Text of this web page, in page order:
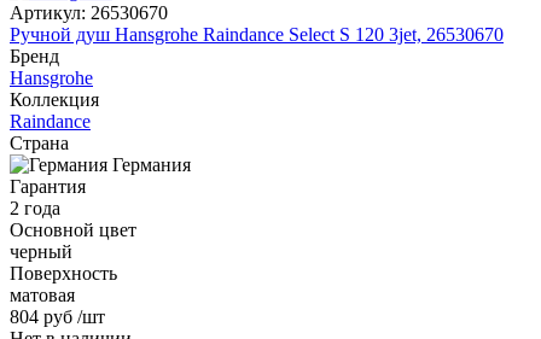
Артикул: 26530670
Ручной душ Hansgrohe Raindance Select S 120 3jet, 26530670
Бренд
Hansgrohe
Коллекция
Raindance
Страна
Германия
Гарантия
2 года
Основной цвет
черный
Поверхность
матовая
804 руб /шт